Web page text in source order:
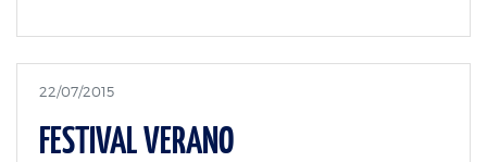
22/07/2015
FESTIVAL VERANO